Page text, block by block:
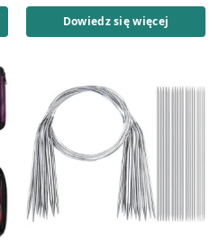
Dowiedz się więcej